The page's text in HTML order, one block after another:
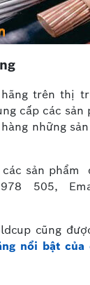
trên thị
cấp các
những
sản phẩm
Email:
cũng
nổi bật